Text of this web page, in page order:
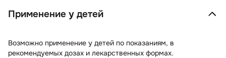
Применение у детей
Возможно применение у детей по показаниям, в
рекомендуемых дозах и лекарственных формах.